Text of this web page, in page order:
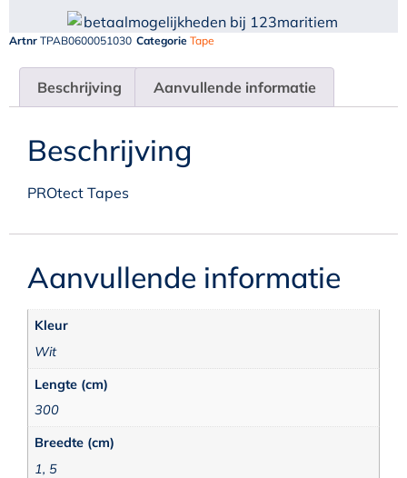
Artnr TPAB0600051030 Categorie Tape
Beschrijving Aanvullende informatie
Beschrijving
PROtect Tapes
Aanvullende informatie
Kleur
Wit
Lengte (cm)
300
Breedte (cm)
1, 5